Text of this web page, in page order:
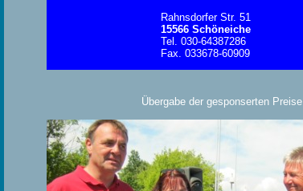
Rahnsdorfer Str. 51
15566 Schöneiche
Tel. 030-64387286
Fax. 033678-60909
Übergabe der gesponserten Preise.